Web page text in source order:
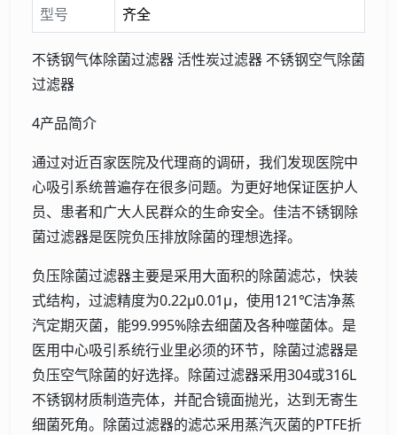
型号
齐全
不锈钢气体除菌过滤器 活性炭过滤器 不锈钢空气除菌
过滤器
4产品简介
通过对近百家医院及代理商的调研，我们发现医院中
心吸引系统普遍存在很多问题。为更好地保证医护人
员、患者和广大人民群众的生命安全。佳洁不锈钢除
菌过滤器是医院负压排放除菌的理想选择。
负压除菌过滤器主要是采用大面积的除菌滤芯，快装
式结构，过滤精度为0.22μ0.01μ，使用121℃洁净蒸
汽定期灭菌，能99.995%除去细菌及各种噬菌体。是
医用中心吸引系统行业里必须的环节，除菌过滤器是
负压空气除菌的好选择。除菌过滤器采用304或316L
不锈钢材质制造壳体，并配合镜面抛光，达到无寄生
细菌死角。除菌过滤器的滤芯采用蒸汽灭菌的PTFE折